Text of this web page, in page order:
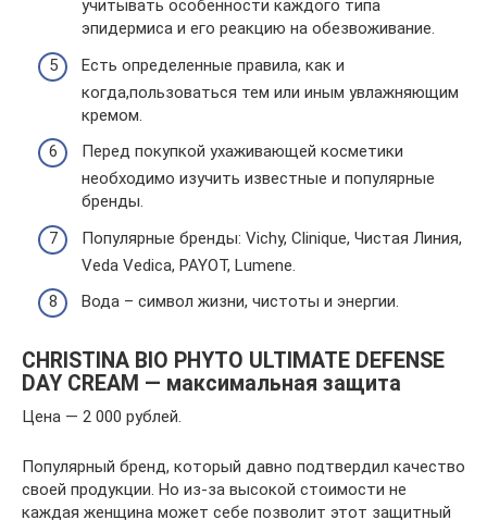
учитывать особенности каждого типа
эпидермиса и его реакцию на обезвоживание.
Есть определенные правила, как и
когда,пользоваться тем или иным увлажняющим
кремом.
Перед покупкой ухаживающей косметики
необходимо изучить известные и популярные
бренды.
Популярные бренды: Vichy, Clinique, Чистая Линия,
Veda Vedica, PAYOT, Lumene.
Вода – символ жизни, чистоты и энергии.
CHRISTINA BIO PHYTO ULTIMATE DEFENSE
DAY CREAM — максимальная защита
Цена — 2 000 рублей.
Популярный бренд, который давно подтвердил качество
своей продукции. Но из-за высокой стоимости не
каждая женщина может себе позволит этот защитный